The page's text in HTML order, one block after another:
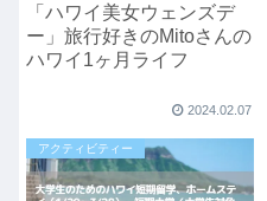
「ハワイ美女ウェンズデ
ー」旅行好きのMitoさんの
ハワイ1ヶ月ライフ
2024.02.07
アクティビティー